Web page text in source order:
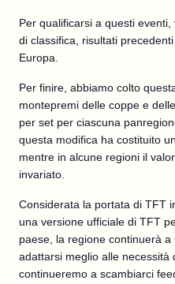
Per qualificarsi a questi
di classifica, risultati
Europa.
Per finire, abbiamo colto
montepremi delle coppe e
per set per ciascuna
questa modifica ha costituito
mentre in alcune regioni il
invariato.
Considerata la portata di TFT
una versione ufficiale di TFT
paese, la regione continuerà
adattarsi meglio alle necessità
continueremo a scambiarci